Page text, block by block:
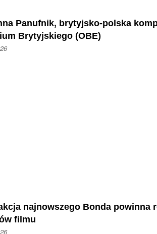
Panufnik, brytyjsko-polska
Brytyjskiego (OBE)
najnowszego Bonda
filmu